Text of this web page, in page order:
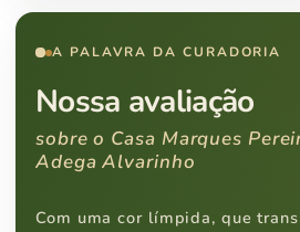
A PALAVRA DA CURADORIA
Nossa avaliação
sobre o Casa Marques
Adega Alvarinho
Com uma cor límpida, que